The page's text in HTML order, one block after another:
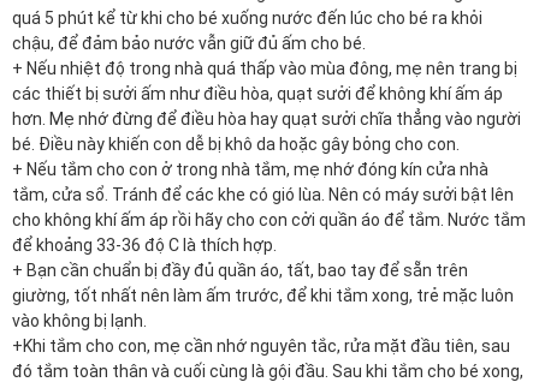
quá 5 phút kể từ khi cho bé xuống nước đến lúc cho bé ra khỏi
chậu, để đảm bảo nước vẫn giữ đủ ấm cho bé.
+ Nếu nhiệt độ trong nhà quá thấp vào mùa đông, mẹ nên trang bị
các thiết bị sưởi ấm như điều hòa, quạt sưởi để không khí ấm áp
hơn. Mẹ nhớ đừng để điều hòa hay quạt sưởi chĩa thẳng vào người
bé. Điều này khiến con dễ bị khô da hoặc gây bỏng cho con.
+ Nếu tắm cho con ở trong nhà tắm, mẹ nhớ đóng kín cửa nhà
tắm, cửa sổ. Tránh để các khe có gió lùa. Nên có máy sưởi bật lên
cho không khí ấm áp rồi hãy cho con cởi quần áo để tắm. Nước tắm
để khoảng 33-36 độ C là thích hợp.
+ Bạn cần chuẩn bị đầy đủ quần áo, tất, bao tay để sẵn trên
giường, tốt nhất nên làm ấm trước, để khi tắm xong, trẻ mặc luôn
vào không bị lạnh.
+Khi tắm cho con, mẹ cần nhớ nguyên tắc, rửa mặt đầu tiên, sau
đó tắm toàn thân và cuối cùng là gội đầu. Sau khi tắm cho bé xong,